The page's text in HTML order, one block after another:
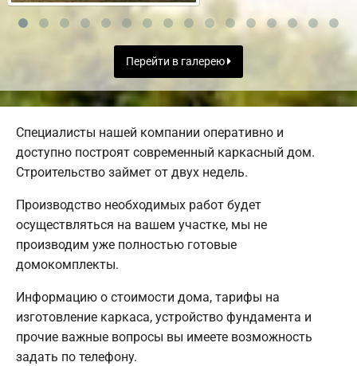
Перейти в галерею
Специалисты нашей компании оперативно и
доступно построят современный каркасный дом.
Строительство займет от двух недель.
Производство необходимых работ будет
осуществляться на вашем участке, мы не
производим уже полностью готовые
домокомплекты.
Информацию о стоимости дома, тарифы на
изготовление каркаса, устройство фундамента и
прочие важные вопросы вы имеете возможность
задать по телефону.